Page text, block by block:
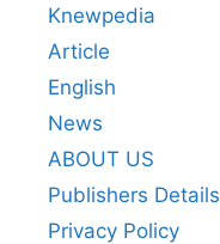
Knewpedia
Article
English
News
ABOUT US
Publishers Details
Privacy Policy